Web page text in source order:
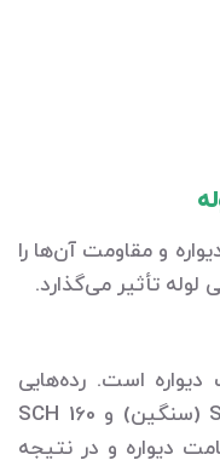
و مقاومت آن‌ها را
تأثیر می‌گذارد.
است. رده‌هایی
مانند SCH 40 (استاندارد)، SCH 80 (سنگین) و SCH 160
دیواره و در نتیجه